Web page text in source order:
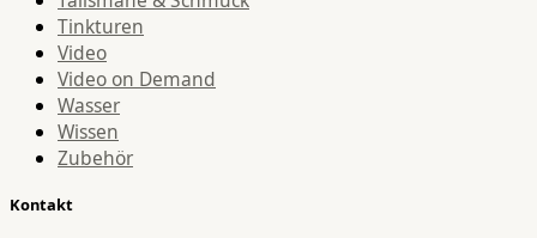
Tinkturen
Video
Video on Demand
Wasser
Wissen
Zubehör
Kontakt